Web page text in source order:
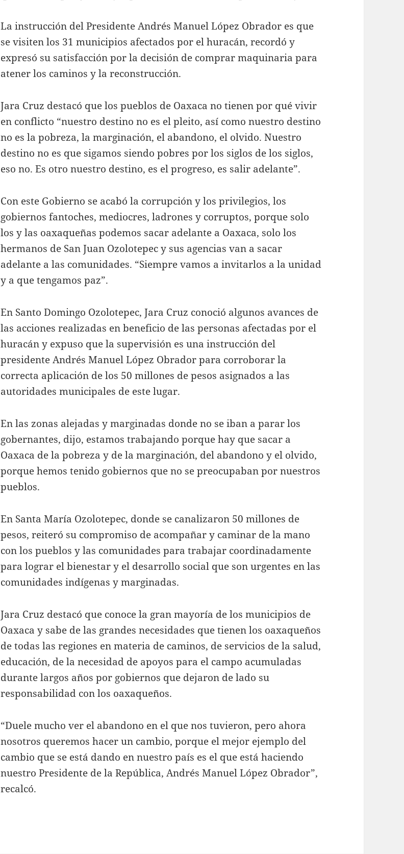
La instrucción del Presidente Andrés Manuel López Obrador es que
se visiten los 31 municipios afectados por el huracán, recordó y
expresó su satisfacción por la decisión de comprar maquinaria para
atener los caminos y la reconstrucción.
Jara Cruz destacó que los pueblos de Oaxaca no tienen por qué vivir
en conflicto “nuestro destino no es el pleito, así como nuestro destino
no es la pobreza, la marginación, el abandono, el olvido. Nuestro
destino no es que sigamos siendo pobres por los siglos de los siglos,
eso no. Es otro nuestro destino, es el progreso, es salir adelante”.
Con este Gobierno se acabó la corrupción y los privilegios, los
gobiernos fantoches, mediocres, ladrones y corruptos, porque solo
los y las oaxaqueñas podemos sacar adelante a Oaxaca, solo los
hermanos de San Juan Ozolotepec y sus agencias van a sacar
adelante a las comunidades. “Siempre vamos a invitarlos a la unidad
y a que tengamos paz”.
En Santo Domingo Ozolotepec, Jara Cruz conoció algunos avances de
las acciones realizadas en beneficio de las personas afectadas por el
huracán y expuso que la supervisión es una instrucción del
presidente Andrés Manuel López Obrador para corroborar la
correcta aplicación de los 50 millones de pesos asignados a las
autoridades municipales de este lugar.
En las zonas alejadas y marginadas donde no se iban a parar los
gobernantes, dijo, estamos trabajando porque hay que sacar a
Oaxaca de la pobreza y de la marginación, del abandono y el olvido,
porque hemos tenido gobiernos que no se preocupaban por nuestros
pueblos.
En Santa María Ozolotepec, donde se canalizaron 50 millones de
pesos, reiteró su compromiso de acompañar y caminar de la mano
con los pueblos y las comunidades para trabajar coordinadamente
para lograr el bienestar y el desarrollo social que son urgentes en las
comunidades indígenas y marginadas.
Jara Cruz destacó que conoce la gran mayoría de los municipios de
Oaxaca y sabe de las grandes necesidades que tienen los oaxaqueños
de todas las regiones en materia de caminos, de servicios de la salud,
educación, de la necesidad de apoyos para el campo acumuladas
durante largos años por gobiernos que dejaron de lado su
responsabilidad con los oaxaqueños.
“Duele mucho ver el abandono en el que nos tuvieron, pero ahora
nosotros queremos hacer un cambio, porque el mejor ejemplo del
cambio que se está dando en nuestro país es el que está haciendo
nuestro Presidente de la República, Andrés Manuel López Obrador”,
recalcó.